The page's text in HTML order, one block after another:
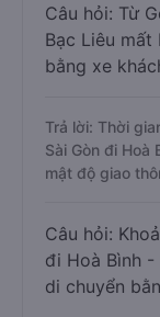
Câu hỏi: Từ
Bạc Liêu
bằng xe
Trả lời: Thời
Sài Gòn đi Hoà
mật độ giao
Câu hỏi:
đi Hoà Bình -
di chuyển